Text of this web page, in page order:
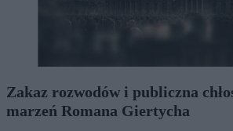
Zakaz rozwodów i publiczna
marzeń Romana Giertycha